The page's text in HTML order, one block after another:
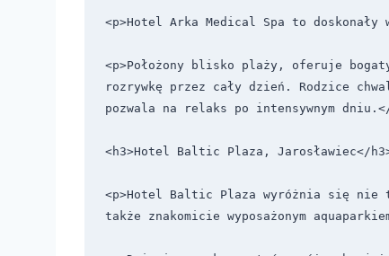
<p>Hotel Arka Medical Spa to
<p>Położony blisko plaży, oferuje
rozrywkę przez cały dzień. Rodzice
pozwala na relaks po intensywnym
<h3>Hotel Baltic Plaza, Jarosławiec</
<p>Hotel Baltic Plaza wyróżnia się nie
także znakomicie wyposażonym